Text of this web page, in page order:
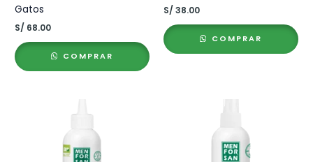
Gatos
S/ 68.00
COMPRAR
S/ 38.00
COMPRAR